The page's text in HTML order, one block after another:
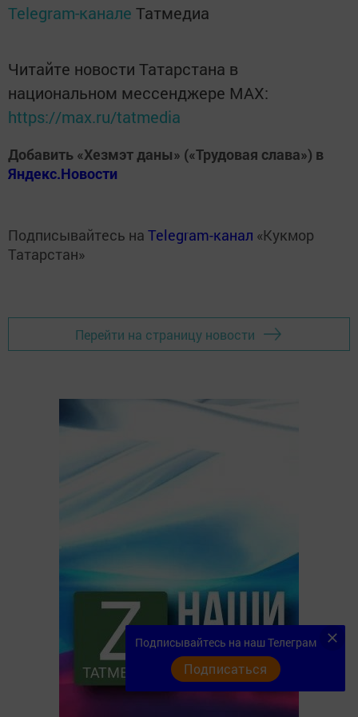
Telegram-канале Татмедиа
Читайте новости Татарстана в
национальном мессенджере MАХ:
https://max.ru/tatmedia
Добавить «Хезмэт даны» («Трудовая слава») в
Яндекс.Новости
Подписывайтесь на Telegram-канал «Кукмор
Татарстан»
Перейти на страницу новости
Подписывайтесь на наш Телеграм
Подписаться